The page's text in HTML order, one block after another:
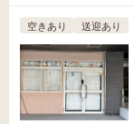
空きあり 送迎あり